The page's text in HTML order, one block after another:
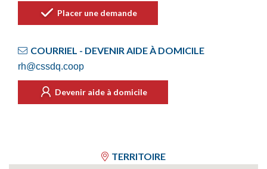
Placer une demande
COURRIEL - DEVENIR AIDE À DOMICILE
rh@cssdq.coop
Devenir aide à domicile
TERRITOIRE